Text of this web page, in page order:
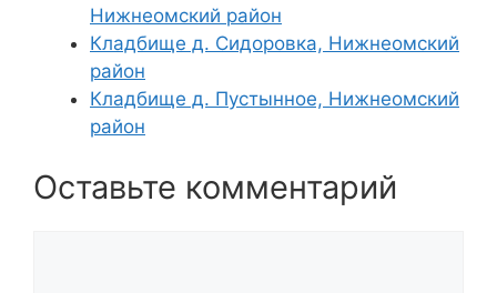
Нижнеомский район
Кладбище д. Сидоровка, Нижнеомский
район
Кладбище д. Пустынное, Нижнеомский
район
Оставьте комментарий